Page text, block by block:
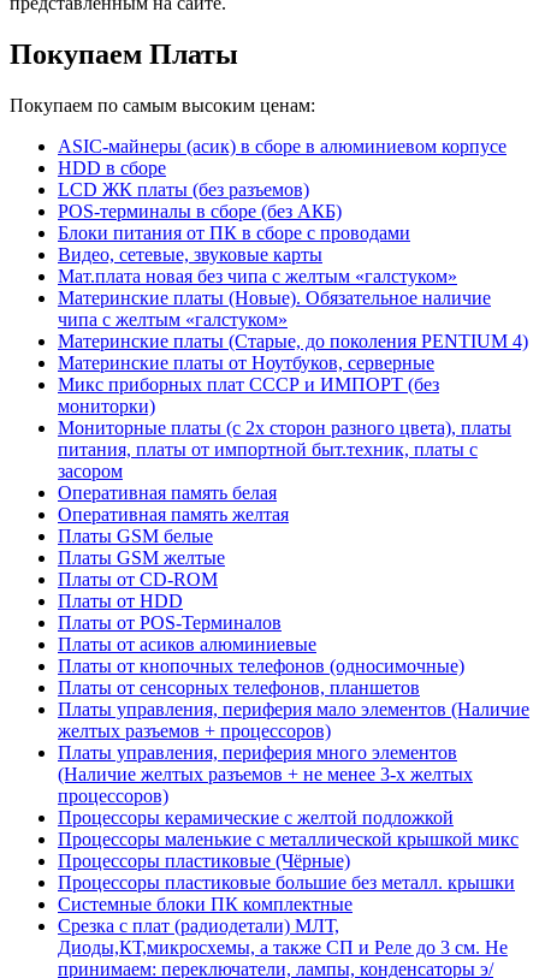
Покупаем Платы
Покупаем по самым высоким ценам:
ASIC-майнеры (асик) в сборе в алюминиевом корпусе
HDD в сборе
LCD ЖК платы (без разъемов)
POS-терминалы в сборе (без АКБ)
Блоки питания от ПК в сборе с проводами
Видео, сетевые, звуковые карты
Мат.плата новая без чипа с желтым «галстуком»
Материнские платы (Новые). Обязательное наличие
чипа с желтым «галстуком»
Материнские платы (Старые, до поколения PENTIUM 4)
Материнские платы от Ноутбуков, серверные
Микс приборных плат СССР и ИМПОРТ (без
мониторки)
Мониторные платы (с 2х сторон разного цвета), платы
питания, платы от импортной быт.техник, платы с
засором
Оперативная память белая
Оперативная память желтая
Платы GSM белые
Платы GSM желтые
Платы от CD-ROM
Платы от HDD
Платы от POS-Терминалов
Платы от асиков алюминиевые
Платы от кнопочных телефонов (односимочные)
Платы от сенсорных телефонов, планшетов
Платы управления, периферия мало элементов (Наличие
желтых разъемов + процессоров)
Платы управления, периферия много элементов
(Наличие желтых разъемов + не менее 3-х желтых
процессоров)
Процессоры керамические с желтой подложкой
Процессоры маленькие с металлической крышкой микс
Процессоры пластиковые (Чёрные)
Процессоры пластиковые большие без металл. крышки
Системные блоки ПК комплектные
Срезка с плат (радиодетали) МЛТ,
Диоды,КТ,микросхемы, а также СП и Реле до 3 см. Не
принимаем: переключатели, лампы, конденсаторы э/